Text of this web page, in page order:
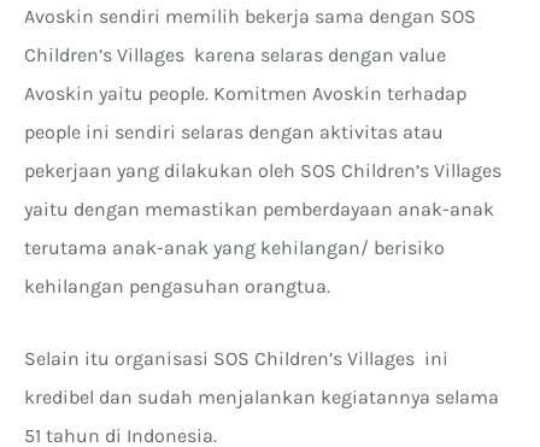
Avoskin sendiri memilih bekerja sama dengan SOS
Children’s Villages karena selaras dengan value
Avoskin yaitu people. Komitmen Avoskin terhadap
people ini sendiri selaras dengan aktivitas atau
pekerjaan yang dilakukan oleh SOS Children’s Villages
yaitu dengan memastikan pemberdayaan anak-anak
terutama anak-anak yang kehilangan/ berisiko
kehilangan pengasuhan orangtua.
Selain itu organisasi SOS Children’s Villages ini
kredibel dan sudah menjalankan kegiatannya selama
51 tahun di Indonesia.